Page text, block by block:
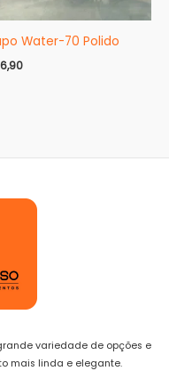
Water-70 Polido
variedade de opções e
mais linda e elegante.